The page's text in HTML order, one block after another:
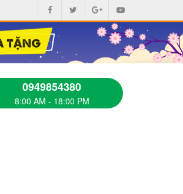
0949854380
8:00 AM - 18:00 PM